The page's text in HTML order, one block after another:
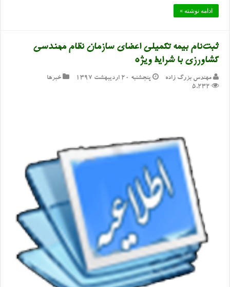
ادامه نوشته »
ثبت‌نام بیمه تکمیلی اعضای سازمان نظام مهندسی
کشاورزی با شرایط ویژه
مهندس بزرگ زاده پنجشنبه ۲۰ اردیبهشت ۱۳۹۷
خبرها
5,232